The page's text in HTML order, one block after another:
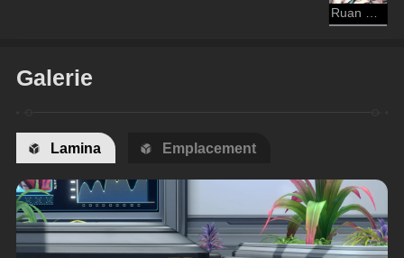
Ruan Mei
Galerie
Lamina Emplacement